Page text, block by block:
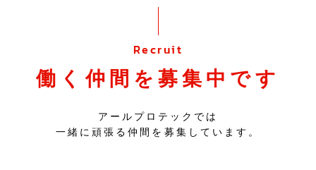
Recruit
働く仲間を募集中です
アールプロテックでは
一緒に頑張る仲間を募集しています。